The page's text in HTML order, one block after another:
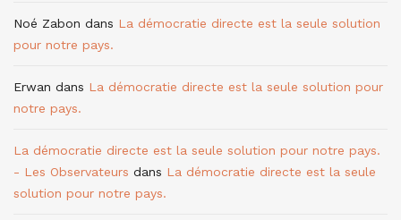
Noé Zabon dans La démocratie directe est la seule solution
pour notre pays.
Erwan dans La démocratie directe est la seule solution pour
notre pays.
La démocratie directe est la seule solution pour notre pays.
- Les Observateurs dans La démocratie directe est la seule
solution pour notre pays.